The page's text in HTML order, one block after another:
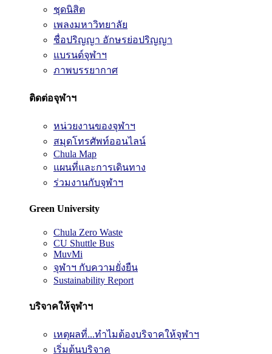
ชุดนิสิต
เพลงมหาวิทยาลัย
ชื่อปริญญา อักษรย่อปริญญา
แบรนด์จุฬาฯ
ภาพบรรยากาศ
ติดต่อจุฬาฯ
หน่วยงานของจุฬาฯ
สมุดโทรศัพท์ออนไลน์
Chula Map
แผนที่และการเดินทาง
ร่วมงานกับจุฬาฯ
Green University
Chula Zero Waste
CU Shuttle Bus
MuvMi
จุฬาฯ กับความยั่งยืน
Sustainability Report
บริจาคให้จุฬาฯ
เหตุผลที่...ทำไมต้องบริจาคให้จุฬาฯ
เริ่มต้นบริจาค